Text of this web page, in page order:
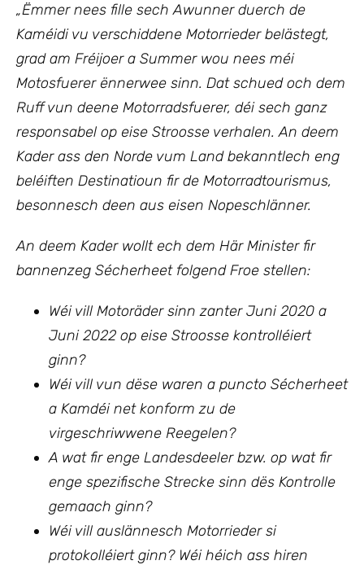
„Ëmmer nees fille sech Awunner duerch de
Kaméidi vu verschiddene Motorrieder belästegt,
grad am Fréijoer a Summer wou nees méi
Motosfuerer ënnerwee sinn. Dat schued och dem
Ruff vun deene Motorradsfuerer, déi sech ganz
responsabel op eise Stroosse verhalen. An deem
Kader ass den Norde vum Land bekanntlech eng
beléiften Destinatioun fir de Motorradtourismus,
besonnesch deen aus eisen Nopeschlänner.
An deem Kader wollt ech dem Här Minister fir
bannenzeg Sécherheetfolgend Froe stellen:
Wéi vill Motoräder sinn zanter Juni 2020 a
Juni 2022 op eise Stroosse kontrolléiert
ginn?
Wéi vill vun dëse waren a puncto Sécherheet
a Kamdéi net konform zu de
virgeschriwwene Reegelen?
A wat fir enge Landesdeeler bzw. op wat fir
enge spezifische Strecke sinn dës Kontrolle
gemaach ginn?
Wéi vill auslännesch Motorrieder si
protokolléiert ginn? Wéi héich ass hiren